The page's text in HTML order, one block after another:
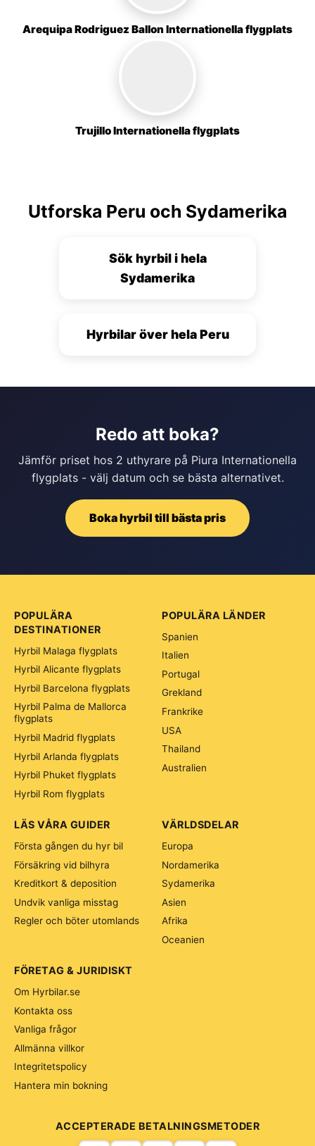
Arequipa Rodriguez Ballon Internationella flygplats
Trujillo Internationella flygplats
Utforska Peru och Sydamerika
Sök hyrbil i hela
Sydamerika
Hyrbilar över hela Peru
Redo att boka?
Jämför priset hos 2 uthyrare på Piura Internationella
flygplats - välj datum och se bästa alternativet.
Boka hyrbil till bästa pris
POPULÄRA
DESTINATIONER
Hyrbil Malaga flygplats
Hyrbil Alicante flygplats
Hyrbil Barcelona flygplats
Hyrbil Palma de Mallorca
flygplats
Hyrbil Madrid flygplats
Hyrbil Arlanda flygplats
Hyrbil Phuket flygplats
Hyrbil Rom flygplats
POPULÄRA LÄNDER
Spanien
Italien
Portugal
Grekland
Frankrike
USA
Thailand
Australien
VÄRLDSDELAR
Europa
Nordamerika
Sydamerika
Asien
Afrika
Oceanien
LÄS VÅRA GUIDER
Första gången du hyr bil
Försäkring vid bilhyra
Kreditkort & deposition
Undvik vanliga misstag
Regler och böter utomlands
FÖRETAG & JURIDISKT
Om Hyrbilar.se
Kontakta oss
Vanliga frågor
Allmänna villkor
Integritetspolicy
Hantera min bokning
ACCEPTERADE BETALNINGSMETODER